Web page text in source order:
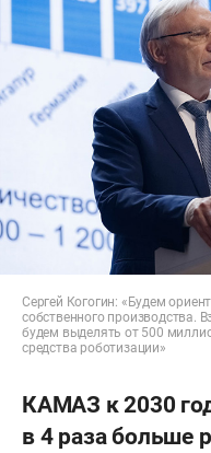
Сергей Когогин: «Будем
собственного производства.
будем выделять от 500
средства роботизации»
КАМАЗ к 2030
в 4 раза больше